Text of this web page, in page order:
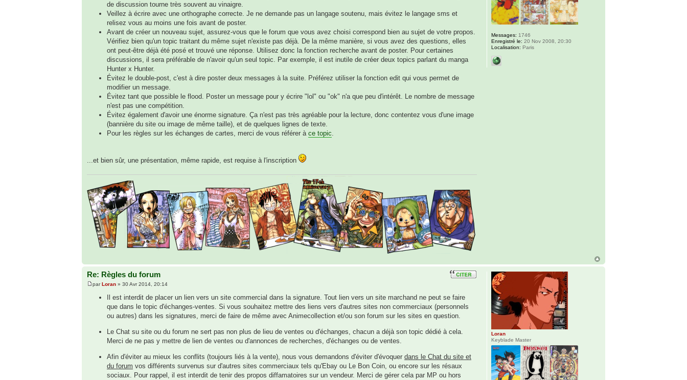
de discussion tourne très souvent au vinaigre.
Veillez à écrire avec une orthographe correcte. Je ne demande pas un langage soutenu, mais évitez le langage sms et
relisez vous au moins une fois avant de poster.
Avant de créer un nouveau sujet, assurez-vous que le forum que vous avez choisi correspond bien au sujet de votre propos.
Vérifiez bien qu'un topic traitant du même sujet n'existe pas déjà. De la même manière, si vous avez des questions, elles
ont peut-être déjà été posé et trouvé une réponse. Utilisez donc la fonction recherche avant de poster. Pour certaines
discussions, il sera préférable de n'avoir qu'un seul topic. Par exemple, il est inutile de créer deux topics parlant du manga
Hunter x Hunter.
Évitez le double-post, c'est à dire poster deux messages à la suite. Préférez utiliser la fonction edit qui vous permet de
modifier un message.
Évitez tant que possible le flood. Poster un message pour y écrire "lol" ou "ok" n'a que peu d'intérêt. Le nombre de message
n'est pas une compétition.
Évitez également d'avoir une énorme signature. Ça n'est pas très agréable pour la lecture, donc contentez vous d'une image
(bannière du site ou image de même taille), et de quelques lignes de texte.
Pour les règles sur les échanges de cartes, merci de vous référer à ce topic.
...et bien sûr, une présentation, même rapide, est requise à l'inscription
Messages: 1746
Enregistré le: 20 Nov 2008, 20:30
Localisation: Paris
Re: Règles du forum
parLoran » 30 Avr 2014, 20:14
Il est interdit de placer un lien vers un site commercial dans la signature. Tout lien vers un site marchand ne peut se faire
que dans le topic d'échanges-ventes. Si vous souhaitez mettre des liens vers d'autres sites non commerciaux (personnels
ou autres) dans les signatures, merci de faire de même avec Animecollection et/ou son forum sur les sites en question.
Le Chat su site ou du forum ne sert pas non plus de lieu de ventes ou d'échanges, chacun a déjà son topic dédié à cela.
Merci de ne pas y mettre de lien de ventes ou d'annonces de recherches, d'échanges ou de ventes.
Afin d'éviter au mieux les conflits (toujours liés à la vente), nous vous demandons d'éviter d'évoquer dans le Chat du site et
du forum vos différents survenus sur d'autres sites commerciaux tels qu'Ebay ou Le Bon Coin, ou encore sur les résaux
sociaux. Pour rappel, il est interdit de tenir des propos diffamatoires sur un vendeur. Merci de gérer cela par MP ou hors
Loran
Keyblade Master